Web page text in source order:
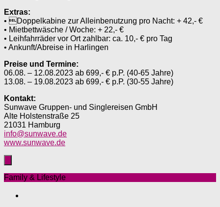
Extras:
• Doppelkabine zur Alleinbenutzung pro Nacht: + 42,- €
• Mietbettwäsche / Woche: + 22,- €
• Leihfahrräder vor Ort zahlbar: ca. 10,- € pro Tag
• Ankunft/Abreise in Harlingen
Preise und Termine:
06.08. – 12.08.2023 ab 699,- € p.P. (40-65 Jahre)
13.08. – 19.08.2023 ab 699,- € p.P. (30-55 Jahre)
Kontakt:
Sunwave Gruppen- und Singlereisen GmbH
Alte Holstenstraße 25
21031 Hamburg
info@sunwave.de
www.sunwave.de
Family & Lifestyle